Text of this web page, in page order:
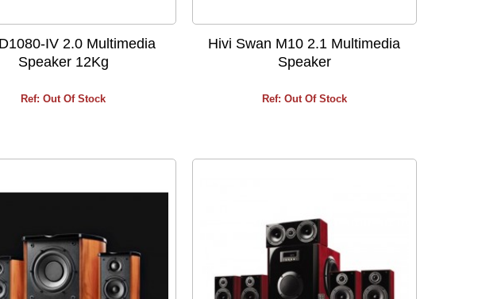
IV 2.0 Multimedia
Speaker 12Kg
Ref: Out Of Stock
Hivi Swan M10 2.1 Multimedia
Speaker
Ref: Out Of Stock